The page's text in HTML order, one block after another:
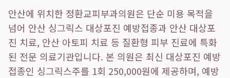
안산에 위치한 정환교피부과의원은 단순 미용 목적을
넘어 안산 싱그릭스 대상포진 예방접종과 안산 대상포
진 치료, 안산 아토피 치료 등 질환형 피부 진료에 특화
된 전문 의료기관입니다. 본 의원은 최신 대상포진 예방
접종인 싱그릭스주를 1회 250,000원에 제공하며, 예방